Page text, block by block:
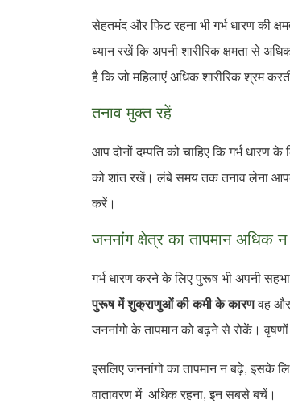
सेहतमंद और फिट रहना भी गर्भ धारण की
ध्यान रखें कि अपनी शारीरिक क्षमता से
है कि जो महिलाएं अधिक शारीरिक श्रम
तनाव मुक्त रहें
आप दोनों दम्पति को चाहिए कि गर्भ धारण के
को शांत रखें। लंबे समय तक तनाव लेना
करें।
जननांग क्षेत्र का तापमान अधिक न
गर्भ धारण करने के लिए पुरूष भी अपनी
पुरूष में शुक्राणुओं की कमी के कारणवह
जननांगो के तापमान को बढ़ने से रोकें।
इसलिए जननांगो का तापमान न बढ़े, इसके
वातावरण में अधिक रहना, इन सबसे बचें।